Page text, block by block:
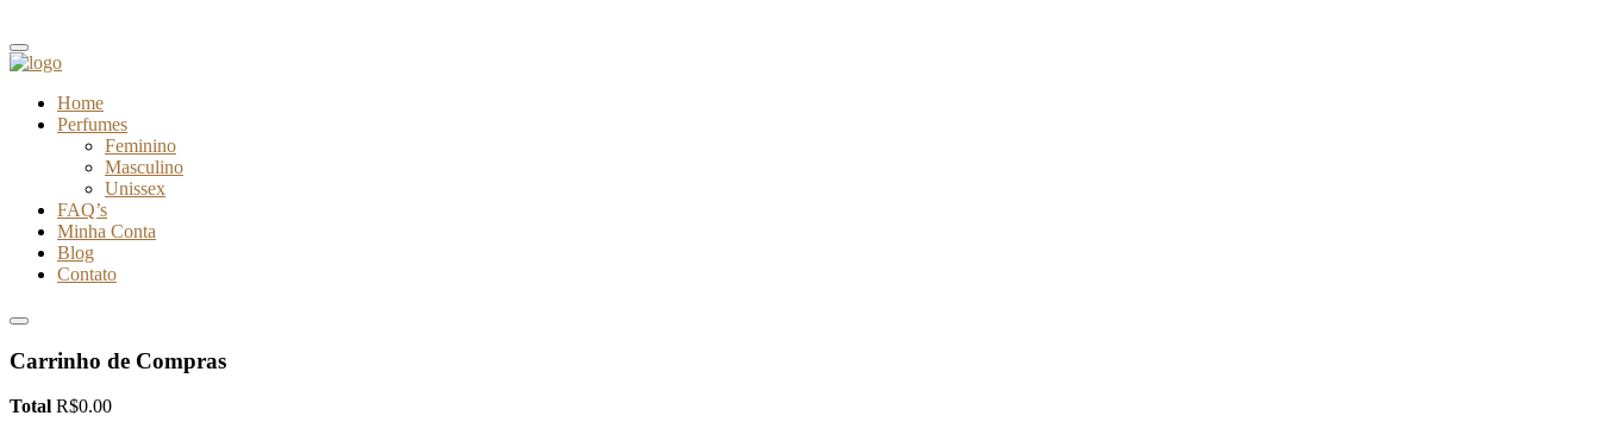
Home
Perfumes
Feminino
Masculino
Unissex
FAQ’s
Minha Conta
Blog
Contato
Carrinho de Compras
Total R$0.00